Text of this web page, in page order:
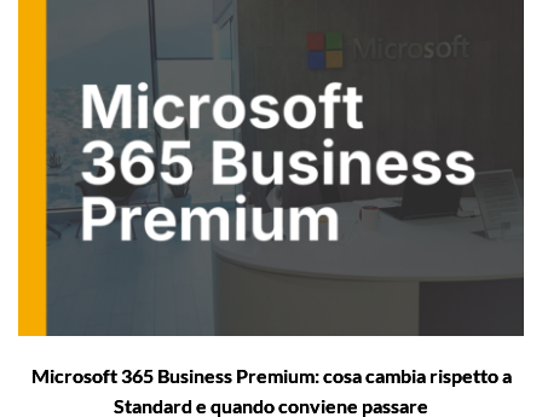
Microsoft 365 Business Premium: cosa cambia rispetto a
Standard e quando conviene passare